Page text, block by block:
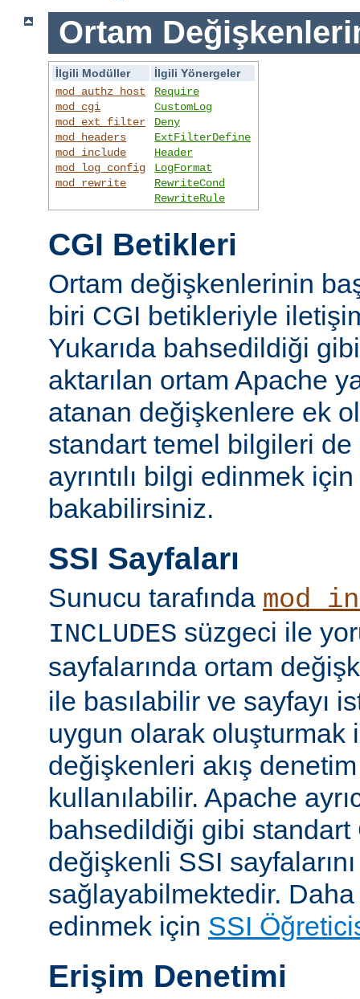
Ortam
İlgili Modüller
İlgili Yönergeler
mod_authz_host
mod_cgi
mod_ext_filter
mod_headers
mod_include
mod_log_config
mod_rewrite
Require
CustomLog
Deny
ExtFilterDefine
Header
LogFormat
RewriteCond
RewriteRule
CGI Betikleri
Ortam değişkenlerinin
biri CGI betikleriyle
Yukarıda bahsedildiği
aktarılan ortam Apache
atanan değişkenlere ek
standart temel bilgileri
ayrıntılı bilgi edinmek için
bakabilirsiniz.
SSI Sayfaları
Sunucu tarafında
INCLUDES süzgeci ile
sayfalarında ortam
ile basılabilir ve sayfayı
uygun olarak oluşturmak
değişkenleri akış
kullanılabilir. Apache
bahsedildiği gibi standart
değişkenli SSI
sağlayabilmektedir. Daha
edinmek için SSI
Erişim Denetimi